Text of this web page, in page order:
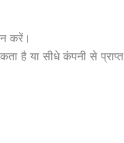
करें।
है या सीधे कंपनी से